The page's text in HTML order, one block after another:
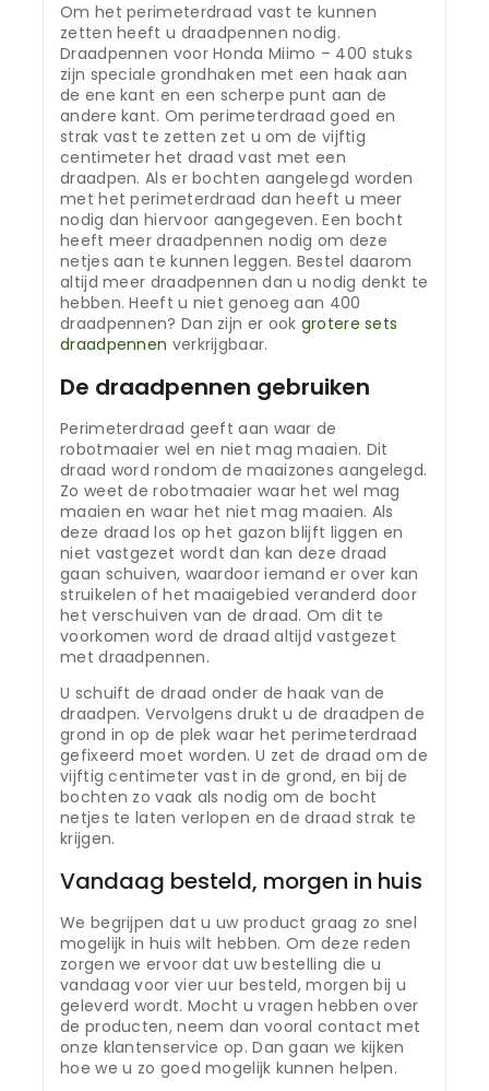
Om het perimeterdraad vast te kunnen
zetten heeft u draadpennen nodig.
Draadpennen voor Honda Miimo – 400 stuks
zijn speciale grondhaken met een haak aan
de ene kant en een scherpe punt aan de
andere kant. Om perimeterdraad goed en
strak vast te zetten zet u om de vijftig
centimeter het draad vast met een
draadpen. Als er bochten aangelegd worden
met het perimeterdraad dan heeft u meer
nodig dan hiervoor aangegeven. Een bocht
heeft meer draadpennen nodig om deze
netjes aan te kunnen leggen. Bestel daarom
altijd meer draadpennen dan u nodig denkt te
hebben. Heeft u niet genoeg aan 400
draadpennen? Dan zijn er ook grotere sets
draadpennen verkrijgbaar.
De draadpennen gebruiken
Perimeterdraad geeft aan waar de
robotmaaier wel en niet mag maaien. Dit
draad word rondom de maaizones aangelegd.
Zo weet de robotmaaier waar het wel mag
maaien en waar het niet mag maaien. Als
deze draad los op het gazon blijft liggen en
niet vastgezet wordt dan kan deze draad
gaan schuiven, waardoor iemand er over kan
struikelen of het maaigebied veranderd door
het verschuiven van de draad. Om dit te
voorkomen word de draad altijd vastgezet
met draadpennen.
U schuift de draad onder de haak van de
draadpen. Vervolgens drukt u de draadpen de
grond in op de plek waar het perimeterdraad
gefixeerd moet worden. U zet de draad om de
vijftig centimeter vast in de grond, en bij de
bochten zo vaak als nodig om de bocht
netjes te laten verlopen en de draad strak te
krijgen.
Vandaag besteld, morgen in huis
We begrijpen dat u uw product graag zo snel
mogelijk in huis wilt hebben. Om deze reden
zorgen we ervoor dat uw bestelling die u
vandaag voor vier uur besteld, morgen bij u
geleverd wordt. Mocht u vragen hebben over
de producten, neem dan vooral contact met
onze klantenservice op. Dan gaan we kijken
hoe we u zo goed mogelijk kunnen helpen.